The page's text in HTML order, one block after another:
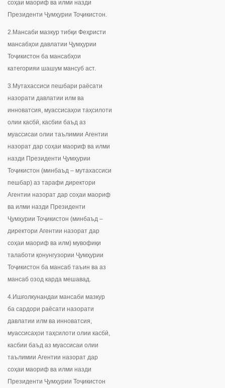
соҳаи маориф ва илми назди
Президенти Ҷумҳурии Тоҷикистон.
2.Мансаби мазкур тибқи Феҳристи
мансабҳои давлатии Ҷумҳурии
Тоҷикистон ба мансабҳои
категорияи шашум мансуб аст.
3.Мутахассиси пешбари раёсати
назорати давлатии илм ва
инноватсия, муассисаҳои таҳсилоти
олии касбӣ, касбии баъд аз
муассисаи олии таълимии Агентии
назорат дар соҳаи маориф ва илми
назди Президенти Ҷумҳурии
Тоҷикистон (минбаъд – мутахассиси
пешбар) аз тарафи директори
Агентии назорат дар соҳаи маориф
ва илми назди Президенти
Ҷумҳурии Тоҷикистон (минбаъд –
директори Агентии назорат дар
соҳаи маориф ва илм) мувофиқи
талаботи қонунгузории Ҷумҳурии
Тоҷикистон ба мансаб таъин ва аз
мансаб озод карда мешавад.
4.Ишғолкунандаи мансаби мазкур
ба сардори раёсати назорати
давлатии илм ва инноватсия,
муассисаҳои таҳсилоти олии касбӣ,
касбии баъд аз муассисаи олии
таълимии Агентии назорат дар
соҳаи маориф ва илми назди
Президенти Ҷумҳурии Тоҷикистон